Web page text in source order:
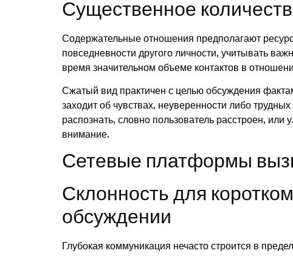
Существенное
Содержательные отношения предполагают
повседневности другого личности, учитывать
время значительном объеме контактов в
Сжатый вид практичен с целью обсуждения
заходит об чувствах, неуверенности либо
распознать, словно пользователь расстроен,
внимание.
Сетевые платформы
Склонность для
обсуждении
Глубокая коммуникация нечасто строится в